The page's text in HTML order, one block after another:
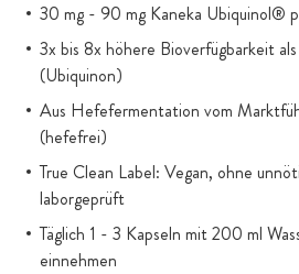
30 mg - 90 mg Kaneka Ubiquinol®
3x bis 8x höhere Bioverfügbarkeit
(Ubiquinon)
Aus Hefefermentation vom
(hefefrei)
True Clean Label: Vegan, ohne
laborgeprüft
Täglich 1 - 3 Kapseln mit 200 ml
einnehmen